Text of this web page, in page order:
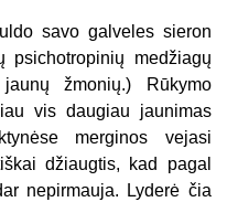
savo galveles sieron
psichotropinių medžiagų
žmonių.) Rūkymo
vis daugiau jaunimas
merginos vejasi
džiaugtis, kad pagal
nepirmauja. Lyderė čia